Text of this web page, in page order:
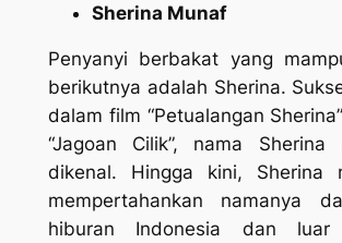
Sherina Munaf
Penyanyi berbakat yang
berikutnya adalah Sherina.
dalam film “Petualangan
“Jagoan Cilik”, nama Sherina
dikenal. Hingga kini, Sherina
mempertahankan namanya
hiburan Indonesia dan luar